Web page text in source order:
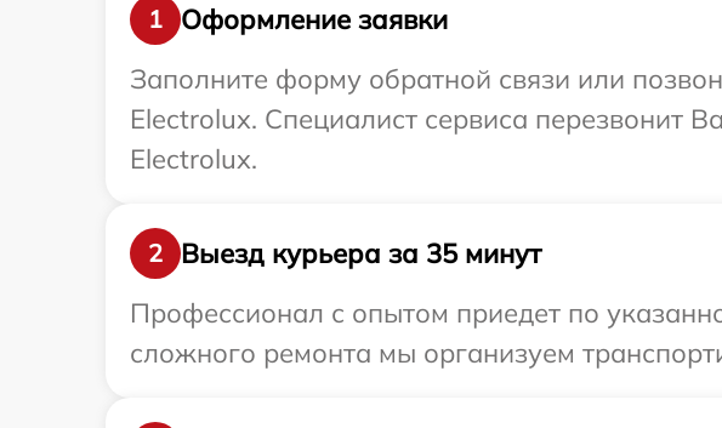
1
Оформление заявки
Заполните форму обратной связи или
Electrolux. Специалист сервиса перезвонит
Electrolux.
2
Выезд курьера за 35 минут
Профессионал с опытом приедет по
сложного ремонта мы организуем